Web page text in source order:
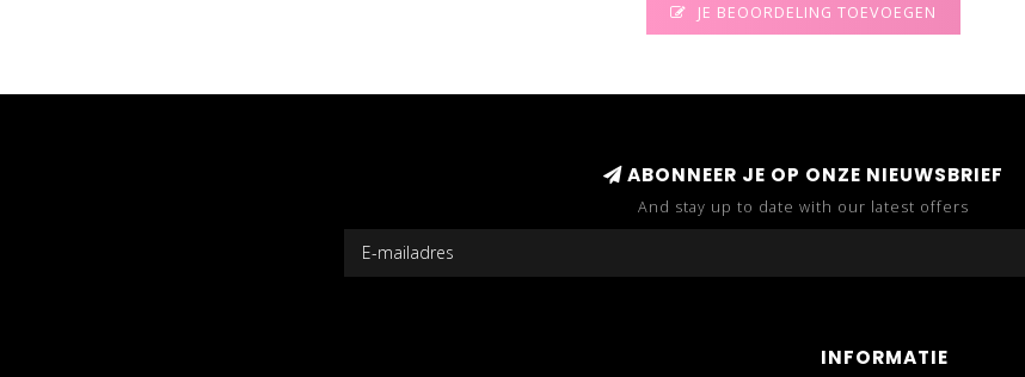
JE BEOORDELING TOEVOEGEN
ABONNEER JE OP ONZE NIEUWSBRIEF
And stay up to date with our latest offers
INFORMATIE